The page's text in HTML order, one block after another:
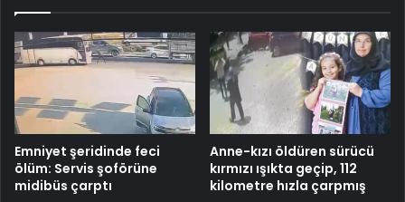
Emniyet şeridinde feci
ölüm: Servis şoförüne
midibüs çarptı
Anne-kızı öldüren sürücü
kırmızı ışıkta geçip, 112
kilometre hızla çarpmış